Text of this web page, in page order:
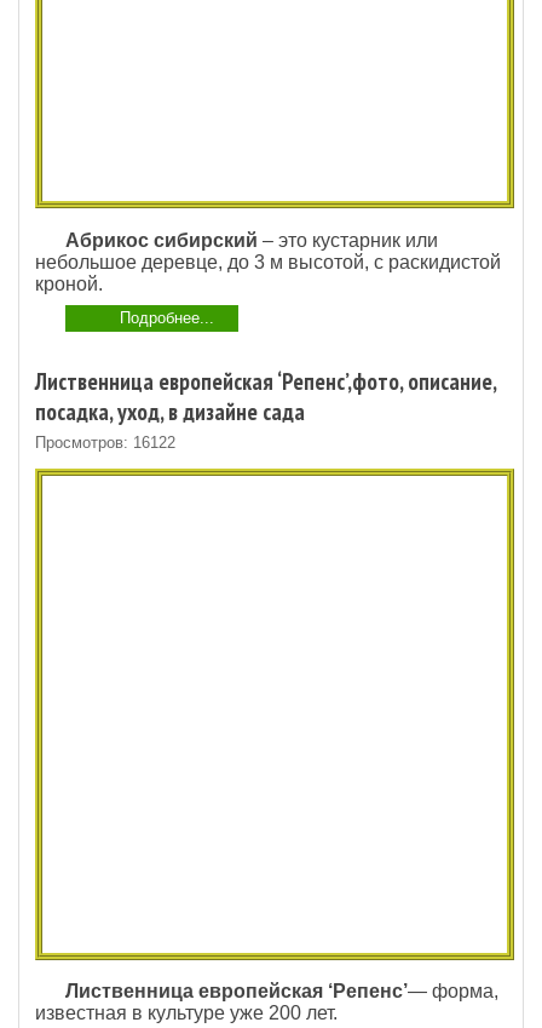
Абрикос сибирский – это кустарник или
небольшое деревце, до 3 м высотой, с раскидистой
кроной.
Подробнее...
Лиственница европейская ‘Репенс’,фото, описание,
посадка, уход, в дизайне сада
Просмотров: 16122
Лиственница европейская ‘Репенс’— форма,
известная в культуре уже 200 лет.